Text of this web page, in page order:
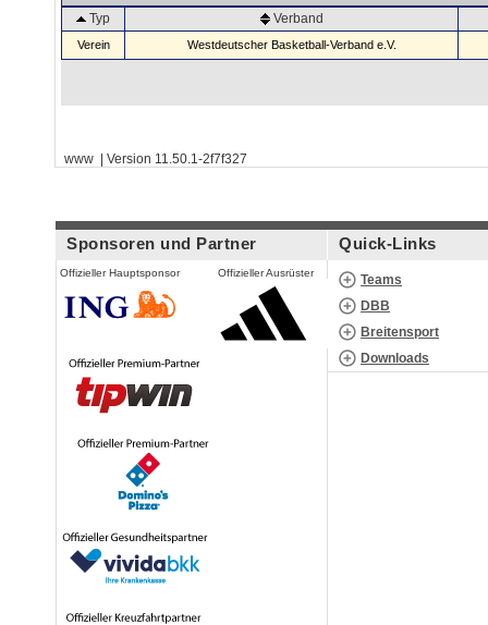
Typ
Verband
Verein Westdeutscher Basketball-Verband e.V.
www | Version 11.50.1-2f7f327
Sponsoren und Partner
Offizieller Hauptsponsor Offizieller Ausrüster
Quick-Links
Teams
DBB
Breitensport
Downloads